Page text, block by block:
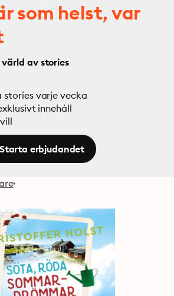
som helst, var
av stories
stories varje vecka
innehåll
Starta erbjudandet